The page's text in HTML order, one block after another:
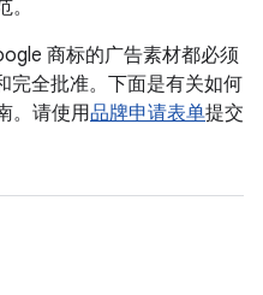
商标的广告素材都必须
完全批准。下面是有关如何
。请使用品牌申请表单提交